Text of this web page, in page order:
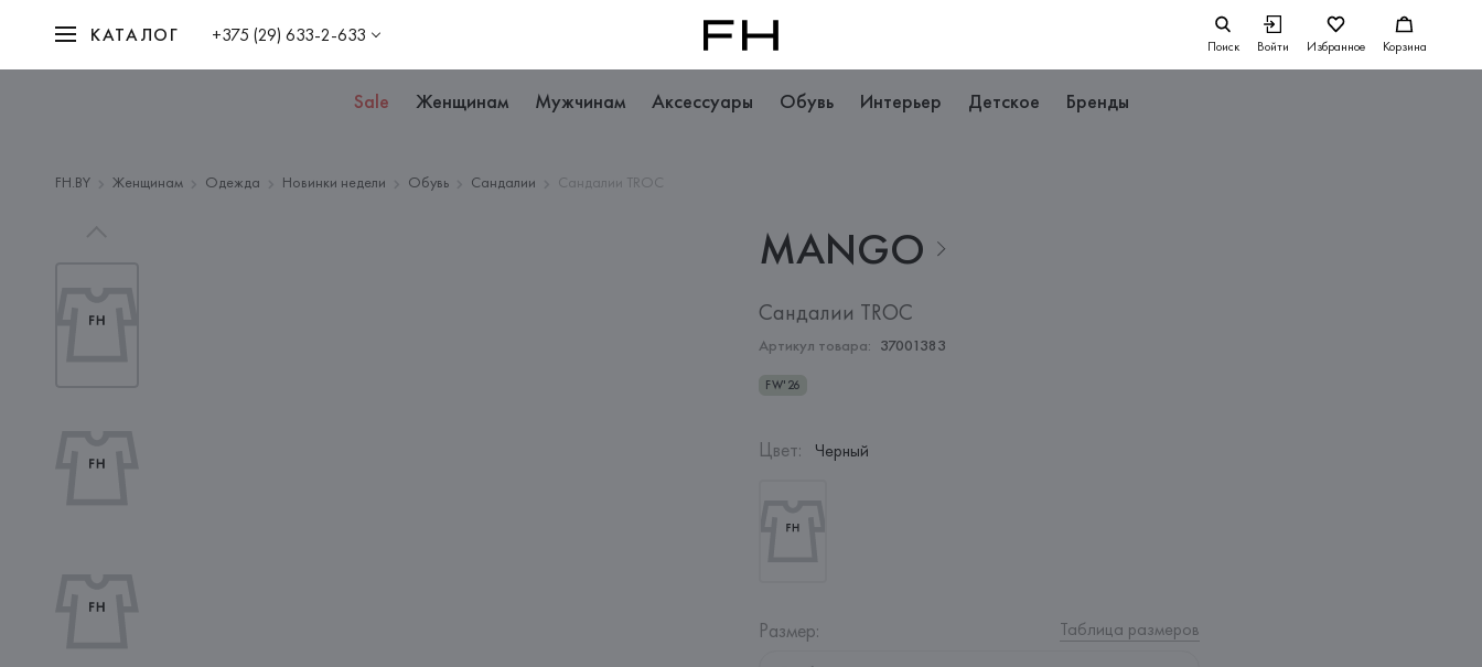
КАТАЛОГ +375 (29) 633-2-633 Поиск Войти Избранное Корзина
Sale Женщинам Мужчинам Аксессуары Обувь Интерьер Детское Бренды
FH.BY Женщинам Одежда Новинки недели Обувь Сандалии Сандалии TROC
MANGO
Сандалии TROC
Артикул товара: 37001383
FW'26
Цвет: Черный
Размер: Таблица размеров